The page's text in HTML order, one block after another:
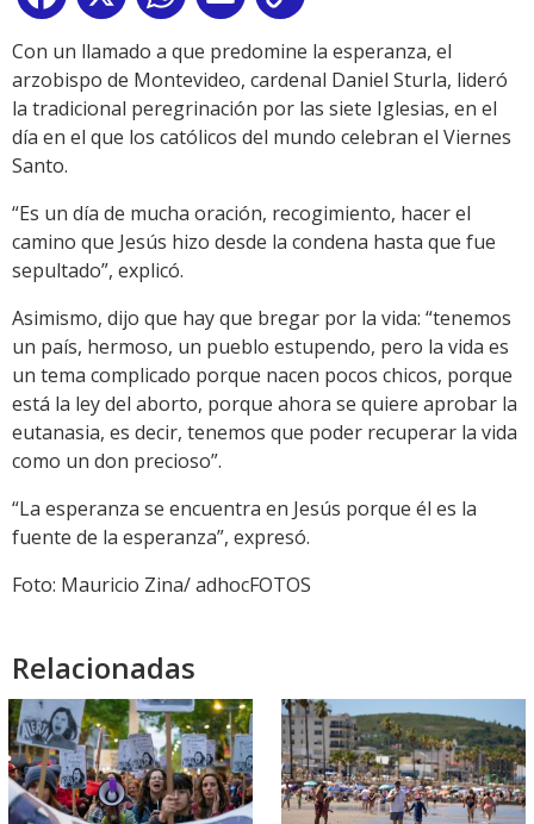
Link
Con un llamado a que predomine la esperanza, el
arzobispo de Montevideo, cardenal Daniel Sturla, lideró
la tradicional peregrinación por las siete Iglesias, en el
día en el que los católicos del mundo celebran el Viernes
Santo.
“Es un día de mucha oración, recogimiento, hacer el
camino que Jesús hizo desde la condena hasta que fue
sepultado”, explicó.
Asimismo, dijo que hay que bregar por la vida: “tenemos
un país, hermoso, un pueblo estupendo, pero la vida es
un tema complicado porque nacen pocos chicos, porque
está la ley del aborto, porque ahora se quiere aprobar la
eutanasia, es decir, tenemos que poder recuperar la vida
como un don precioso”.
“La esperanza se encuentra en Jesús porque él es la
fuente de la esperanza”, expresó.
Foto: Mauricio Zina/ adhocFOTOS
Relacionadas